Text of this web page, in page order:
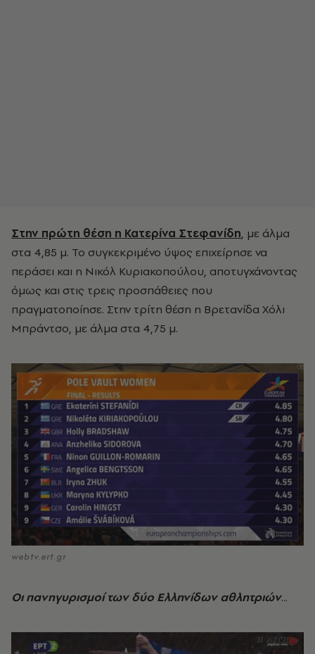
Στην πρώτη θέση η Κατερίνα Στεφανίδη, με άλμα
στα 4,85 μ. Το συγκεκριμένο ύψος επιχείρησε να
περάσει και η Νικόλ Κυριακοπούλου, αποτυγχάνοντας
όμως και στις τρεις προσπάθειες που
πραγματοποίησε. Στην τρίτη θέση η Βρετανίδα Χόλι
Μπράντσο, με άλμα στα 4,75 μ.
webtv.ert.gr
Οι πανηγυρισμοί των δύο Ελληνίδων αθλητριών...